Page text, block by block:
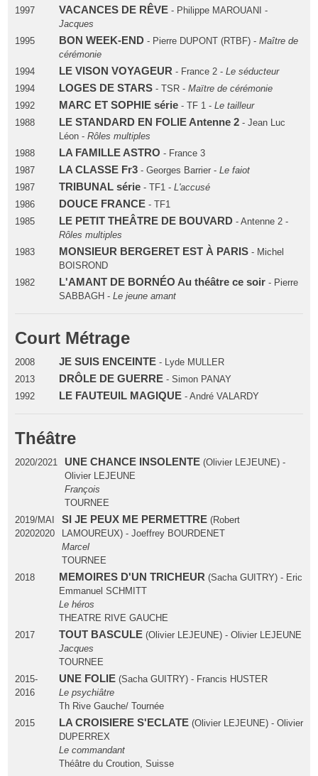
1997
VACANCES DE RÊVE - Philippe MAROUANI -
Jacques
1995
BON WEEK-END - Pierre DUPONT (RTBF) - Maître de
cérémonie
1994
LE VISON VOYAGEUR - France 2 - Le séducteur
1994
LOGES DE STARS - TSR - Maïtre de cérémonie
1992
MARC ET SOPHIE série- TF 1 - Le tailleur
1988
LE STANDARD EN FOLIE Antenne 2- Jean Luc
Léon - Rôles multiples
1988
LA FAMILLE ASTRO - France 3
1987
LA CLASSE Fr3- Georges Barrier - Le faiot
1987
TRIBUNAL série- TF1 - L'accusé
1986
DOUCE FRANCE - TF1
1985
LE PETIT THEÂTRE DE BOUVARD- Antenne 2 -
Rôles multiples
1983
MONSIEUR BERGERET EST À PARIS - Michel
BOISROND
1982
L'AMANT DE BORNÉO Au théâtre ce soir- Pierre
SABBAGH - Le jeune amant
Court Métrage
2008 JE SUIS ENCEINTE- Lyde MULLER
2013
DRÔLE DE GUERRE- Simon PANAY
1992
LE FAUTEUIL MAGIQUE- André VALARDY
Théâtre
2020/2021 UNE CHANCE INSOLENTE (Olivier LEJEUNE) -
Olivier LEJEUNE
François
TOURNEE
2019/MAI
20202020
SI JE PEUX ME PERMETTRE (Robert
LAMOUREUX) - Joeffrey BOURDENET
Marcel
TOURNEE
2018
MEMOIRES D'UN TRICHEUR(Sacha GUITRY) - Eric
Emmanuel SCHMITT
Le héros
THEATRE RIVE GAUCHE
2017
TOUT BASCULE (Olivier LEJEUNE) - Olivier LEJEUNE
Jacques
TOURNEE
2015-
2016
UNE FOLIE(Sacha GUITRY) - Francis HUSTER
Le psychiâtre
Th Rive Gauche/ Tournée
2015
LA CROISIERE S'ECLATE(Olivier LEJEUNE) - Olivier
DUPERREX
Le commandant
Théâtre du Croution, Suisse